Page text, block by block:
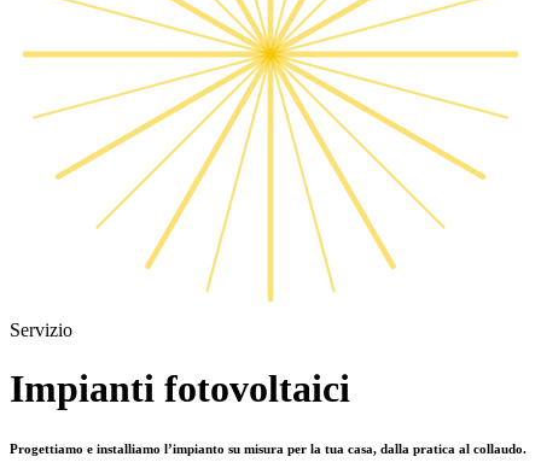
Servizio
Impianti fotovoltaici
Progettiamo e installiamo l’impianto su misura per la tua casa, dalla pratica al collaudo.